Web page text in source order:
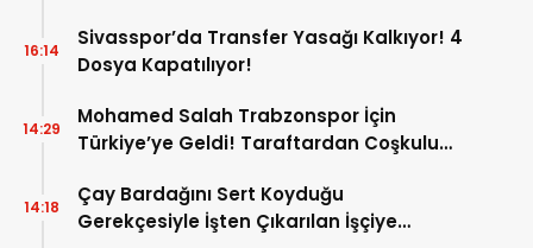
Sivasspor’da Transfer Yasağı Kalkıyor! 4
Dosya Kapatılıyor!
16:14
Mohamed Salah Trabzonspor İçin
Türkiye’ye Geldi! Taraftardan Coşkulu
14:29
Çay Bardağını Sert Koyduğu
Gerekçesiyle İşten Çıkarılan İşçiye
14:18